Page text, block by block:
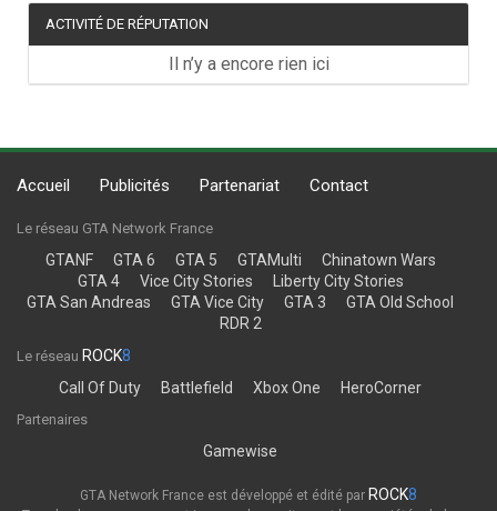
ACTIVITÉ DE RÉPUTATION
Il n’y a encore rien ici
Accueil Publicités Partenariat Contact
Le réseau GTA Network France
GTANF GTA 6 GTA 5 GTAMulti
Chinatown Wars
GTA 4
Vice City Stories
Liberty City Stories
GTA San Andreas
GTA Vice City GTA 3
GTA Old School
RDR 2
Le réseau ROCK8
Call Of Duty
Battlefield Xbox One HeroCorner
Partenaires
Gamewise
GTA Network France est développé et édité par ROCK8